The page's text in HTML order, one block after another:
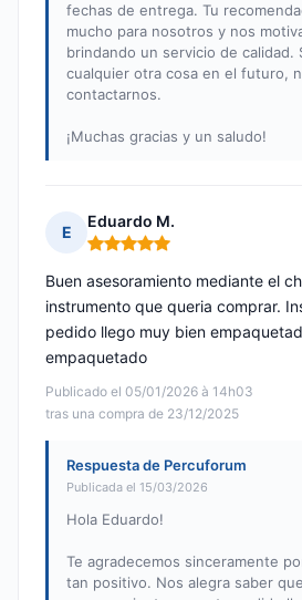
fechas de entrega. Tu
mucho para nosotros y nos
brindando un servicio de calidad.
cualquier otra cosa en el futuro,
contactarnos.
¡Muchas gracias y un saludo!
E
Eduardo M.
Nota: 5 de 5
Publicado el 05/01/2026 à 14h03
tras una compra de 23/12/2025
Buen asesoramiento mediante el
instrumento que queria comprar.
pedido llego muy bien
empaquetado
Respuesta de Percuforum
Publicada el 15/03/2026
Hola Eduardo!
Te agradecemos sinceramente
tan positivo. Nos alegra saber